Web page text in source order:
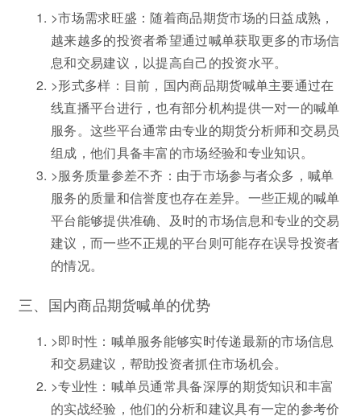
>市场需求旺盛：随着商品期货市场的日益成熟，
越来越多的投资者希望通过喊单获取更多的市场信
息和交易建议，以提高自己的投资水平。
>形式多样：目前，国内商品期货喊单主要通过在
线直播平台进行，也有部分机构提供一对一的喊单
服务。这些平台通常由专业的期货分析师和交易员
组成，他们具备丰富的市场经验和专业知识。
>服务质量参差不齐：由于市场参与者众多，喊单
服务的质量和信誉度也存在差异。一些正规的喊单
平台能够提供准确、及时的市场信息和专业的交易
建议，而一些不正规的平台则可能存在误导投资者
的情况。
三、国内商品期货喊单的优势
>即时性：喊单服务能够实时传递最新的市场信息
和交易建议，帮助投资者抓住市场机会。
>专业性：喊单员通常具备深厚的期货知识和丰富
的实战经验，他们的分析和建议具有一定的参考价